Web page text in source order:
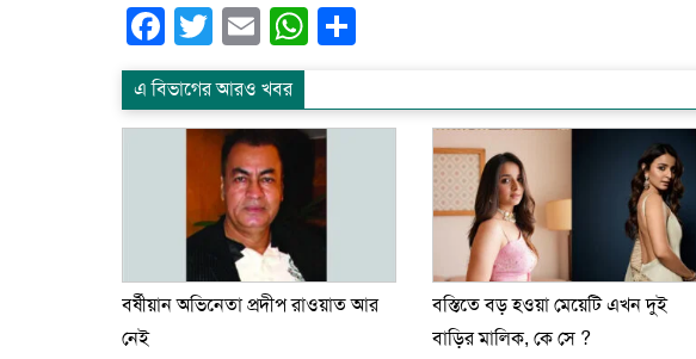
Facebook
Twitter
EmailWhatsApp
এ বিভাগের আরও খবর
বর্ষীয়ান অভিনেতা প্রদীপ রাওয়াত আর
নেই
বস্তিতে বড় হওয়া মেয়েটি এখন দুই
বাড়ির মালিক, কে সে ?